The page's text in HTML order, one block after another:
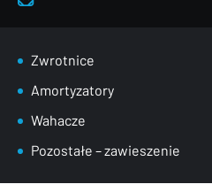
Zwrotnice
Amortyzatory
Wahacze
Pozostałe – zawieszenie